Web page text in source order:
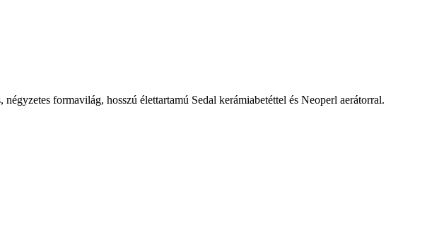
formavilág, hosszú élettartamú Sedal kerámiabetéttel és Neoperl aerátorral.